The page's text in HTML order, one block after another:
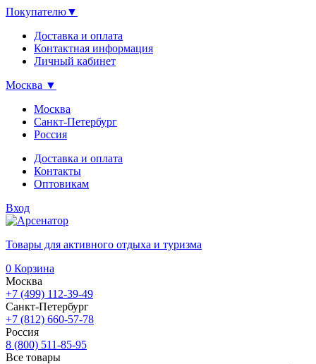
Покупателю▼
Доставка и оплата
Контактная информация
Личный кабинет
Москва ▼
Москва
Санкт-Петербург
Россия
Доставка и оплата
Контакты
Оптовикам
Вход
Товары для активного отдыха и туризма
0 Корзина
Москва
+7 (499) 112-39-49
Санкт-Петербург
+7 (812) 660-57-78
Россия
8 (800) 511-85-95
Все товары